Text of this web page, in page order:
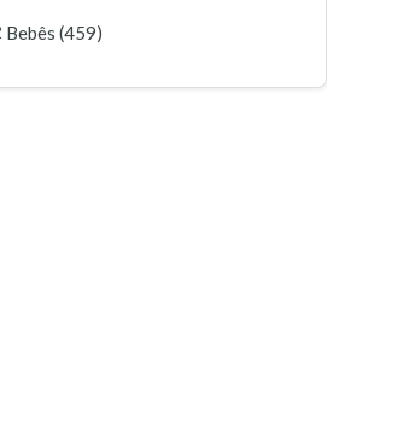
Bebês (459)